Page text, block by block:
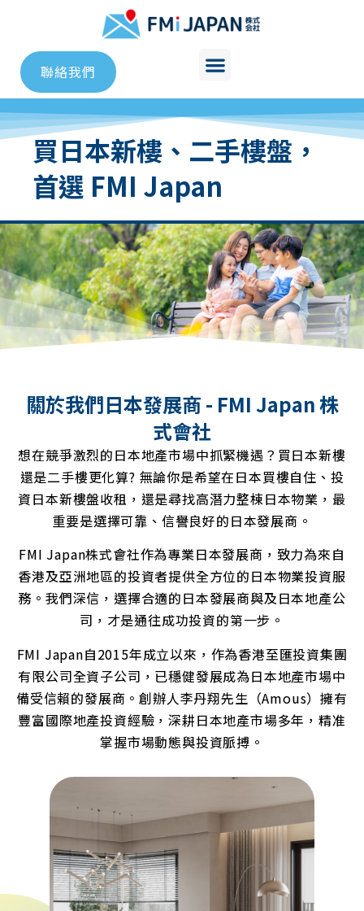
聯絡我們
買日本新樓、二手樓盤，
首選 FMI Japan
關於我們日本發展商 - FMI Japan 株
式會社
想在競爭激烈的日本地產市場中抓緊機遇？買日本新樓
還是二手樓更化算? 無論你是希望在日本買樓自住、投
資日本新樓盤收租，還是尋找高潛力整棟日本物業，最
重要是選擇可靠、信譽良好的日本發展商。
FMI Japan株式會社作為專業日本發展商，致力為來自
香港及亞洲地區的投資者提供全方位的日本物業投資服
務。我們深信，選擇合適的日本發展商與及日本地產公
司，才是通往成功投資的第一步。
FMI Japan自2015年成立以來，作為香港至匯投資集團
有限公司全資子公司，已穩健發展成為日本地產市場中
備受信賴的發展商。創辦人李丹翔先生（Amous）擁有
豐富國際地產投資經驗，深耕日本地產市場多年，精准
掌握市場動態與投資脈搏。